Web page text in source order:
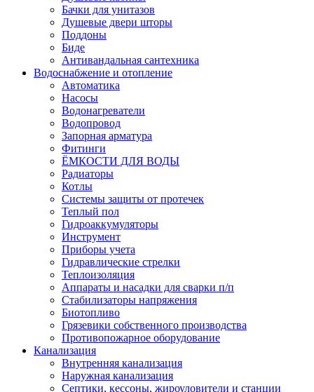
Бачки для унитазов
Душевые двери шторы
Поддоны
Биде
Антивандальная сантехника
Водоснабжение и отопление
Автоматика
Насосы
Водонагреватели
Водопровод
Запорная арматура
Фитинги
ЁМКОСТИ ДЛЯ ВОДЫ
Радиаторы
Котлы
Системы защиты от протечек
Теплый пол
Гидроаккумуляторы
Инструмент
Приборы учета
Гидравлические стрелки
Теплоизоляция
Аппараты и насадки для сварки п/п
Стабилизаторы напряжения
Биотопливо
Грязевики собственного производства
Противопожарное оборудование
Канализация
Внутренняя канализация
Наружная канализация
Септики, кессоны, жироуловители и станции